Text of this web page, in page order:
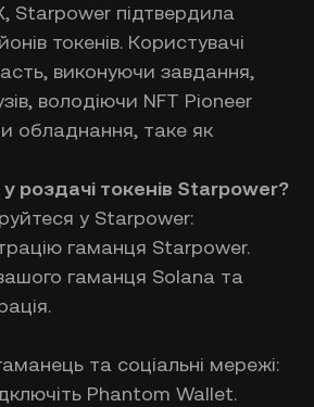
Starpower підтвердила
токенів. Користувачі
виконуючи завдання,
володіючи NFT Pioneer
обладнання, таке як
роздачі токенів Starpower?
у Starpower:
гаманця Starpower.
гаманця Solana та
та соціальні мережі:
Phantom Wallet.